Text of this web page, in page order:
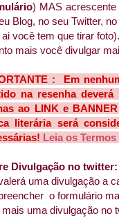
) MAS
Blog, no seu Twitter,
você tem que tirar foto).
mais você divulgar
: Em
na resenha
ao LINK e
literária será
Leia os Termos
Divulgação no twitter:
uma divulgação a
o formulário
uma divulgação no